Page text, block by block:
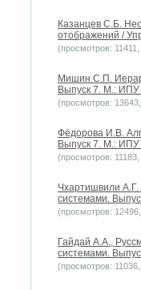
Казанцев С.Б.
отображений /
(просмотров:
Мишин С.П.
Выпуск 7. М.:
(просмотров:
Фёдорова И.В.
Выпуск 7. М.:
(просмотров:
Чхартишвили
системами.
(просмотров:
Гайдай А.А.,
системами.
(просмотров: